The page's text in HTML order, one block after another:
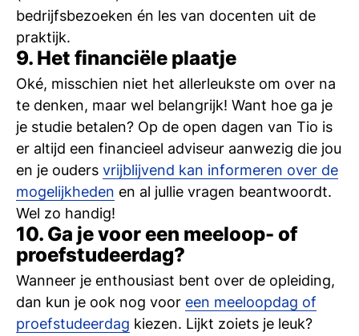
bedrijfsbezoeken én les van docenten uit de
praktijk.
9. Het financiële plaatje
Oké, misschien niet het allerleukste om over na
te denken, maar wel belangrijk! Want hoe ga je
je studie betalen? Op de open dagen van Tio is
er altijd een financieel adviseur aanwezig die jou
en je ouders vrijblijvend kan informeren over de
mogelijkheden en al jullie vragen beantwoordt.
Wel zo handig!
10. Ga je voor een meeloop- of
proefstudeerdag?
Wanneer je enthousiast bent over de opleiding,
dan kun je ook nog voor een meeloopdag of
proefstudeerdag kiezen. Lijkt zoiets je leuk?